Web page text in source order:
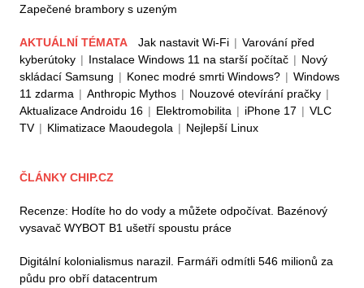
Zapečené brambory s uzeným
AKTUÁLNÍ TÉMATA Jak nastavit Wi-Fi | Varování před
kyberútoky | Instalace Windows 11 na starší počítač | Nový
skládací Samsung | Konec modré smrti Windows? | Windows
11 zdarma | Anthropic Mythos | Nouzové otevírání pračky |
Aktualizace Androidu 16 | Elektromobilita | iPhone 17 | VLC
TV | Klimatizace Maoudegola | Nejlepší Linux
ČLÁNKY CHIP.CZ
Recenze: Hodíte ho do vody a můžete odpočívat. Bazénový
vysavač WYBOT B1 ušetří spoustu práce
Digitální kolonialismus narazil. Farmáři odmítli 546 milionů za
půdu pro obří datacentrum